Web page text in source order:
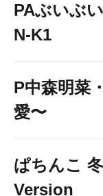
PAぶいぶ
N-K1
P中森明菜
愛〜
ぱちんこ
Version